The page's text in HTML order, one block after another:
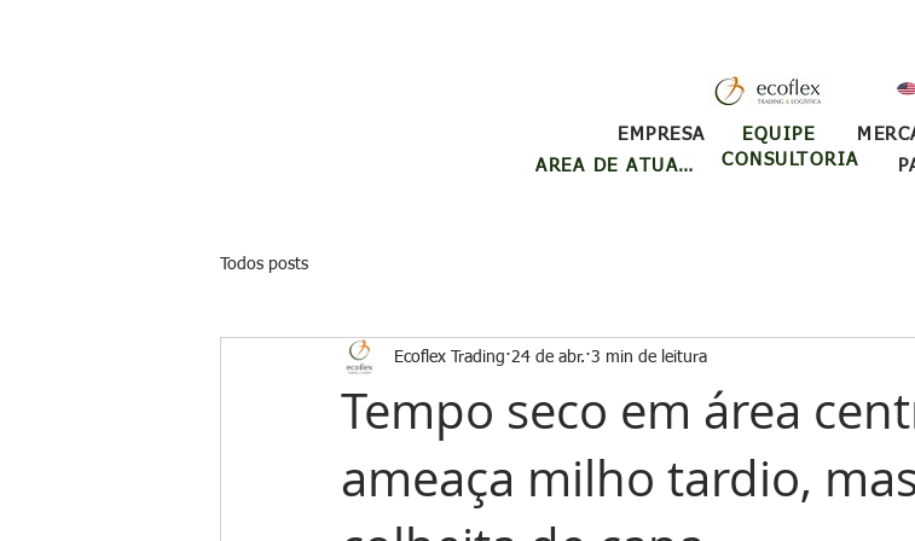
ÁREA DE ATUAÇÃO CONSULTORIA
EMPRESA EQUIPE
Todos posts
Tempo seco em área
ameaça milho tardio,
Ecoflex Trading 24 de abr. 3 min de leitura